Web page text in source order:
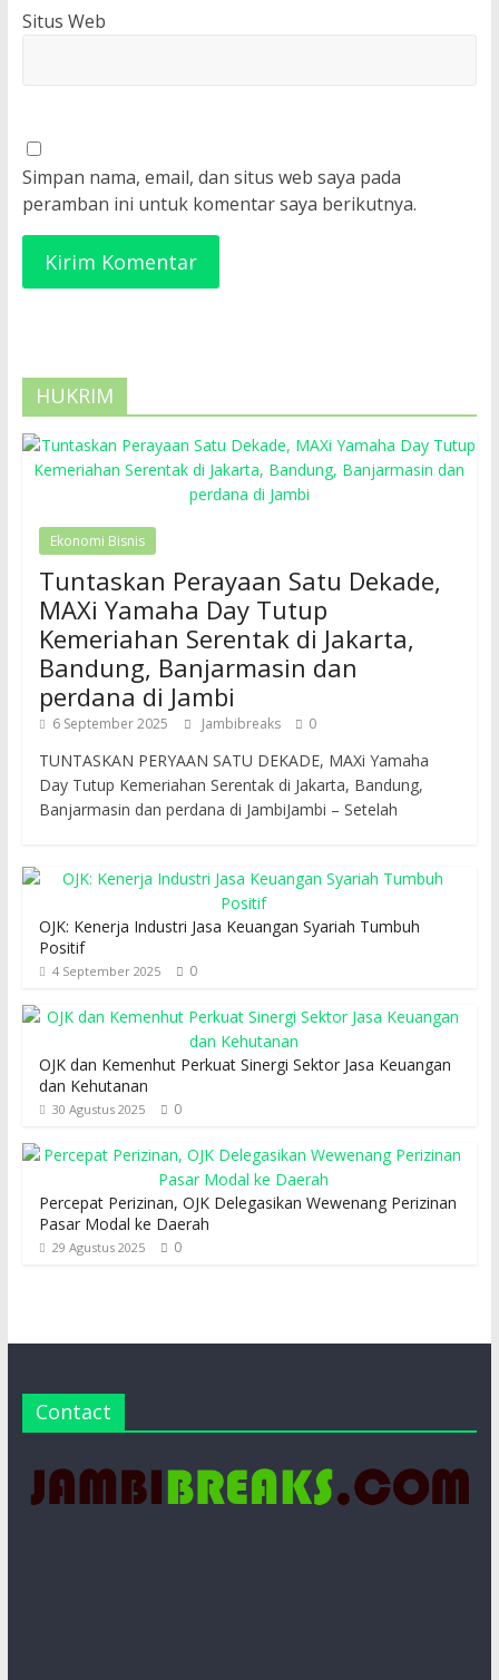
Situs Web
Simpan nama, email, dan situs web saya pada
peramban ini untuk komentar saya berikutnya.
HUKRIM
Ekonomi Bisnis
Tuntaskan Perayaan Satu Dekade,
MAXi Yamaha Day Tutup
Kemeriahan Serentak di Jakarta,
Bandung, Banjarmasin dan
perdana di Jambi
6 September 2025 Jambibreaks 0
TUNTASKAN PERYAAN SATU DEKADE, MAXi Yamaha
Day Tutup Kemeriahan Serentak di Jakarta, Bandung,
Banjarmasin dan perdana di JambiJambi – Setelah
OJK: Kenerja Industri Jasa Keuangan Syariah Tumbuh
Positif
4 September 2025 0
OJK dan Kemenhut Perkuat Sinergi Sektor Jasa Keuangan
dan Kehutanan
30 Agustus 2025 0
Percepat Perizinan, OJK Delegasikan Wewenang Perizinan
Pasar Modal ke Daerah
29 Agustus 2025 0
Contact